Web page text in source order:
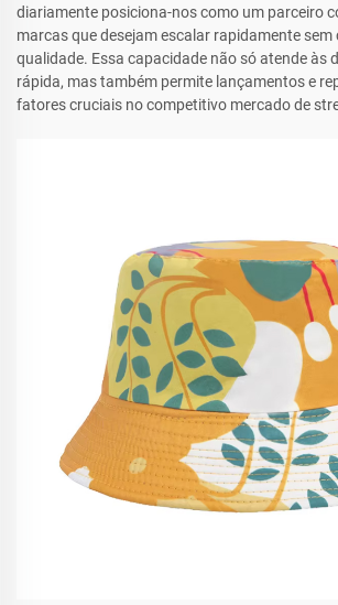
diariamente posiciona-nos como um parceiro
marcas que desejam escalar rapidamente
qualidade. Essa capacidade não só atende às
rápida, mas também permite lançamentos e
fatores cruciais no competitivo mercado de